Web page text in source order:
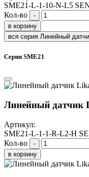
SME21-L-1-10-N-L5
Кол-во
-
в корзину
вся серия Линейный
Серия SME21
Линейный датчик
Артикул:
SME21-L-1-1-R-L2-H
Кол-во
-
в корзину